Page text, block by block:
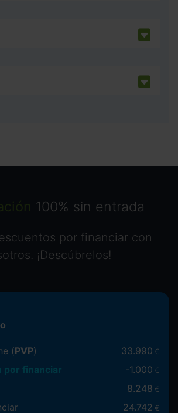
100% sin entrada
por financiar con
¡Descúbrelos!
(PVP) 33.990 €
por financiar -1.000 €
8.248 €
24.742 €